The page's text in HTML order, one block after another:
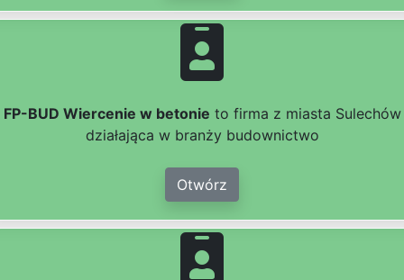
FP-BUD Wiercenie w betonie to firma z miasta Sulechów
działająca w branży budownictwo
Otwórz